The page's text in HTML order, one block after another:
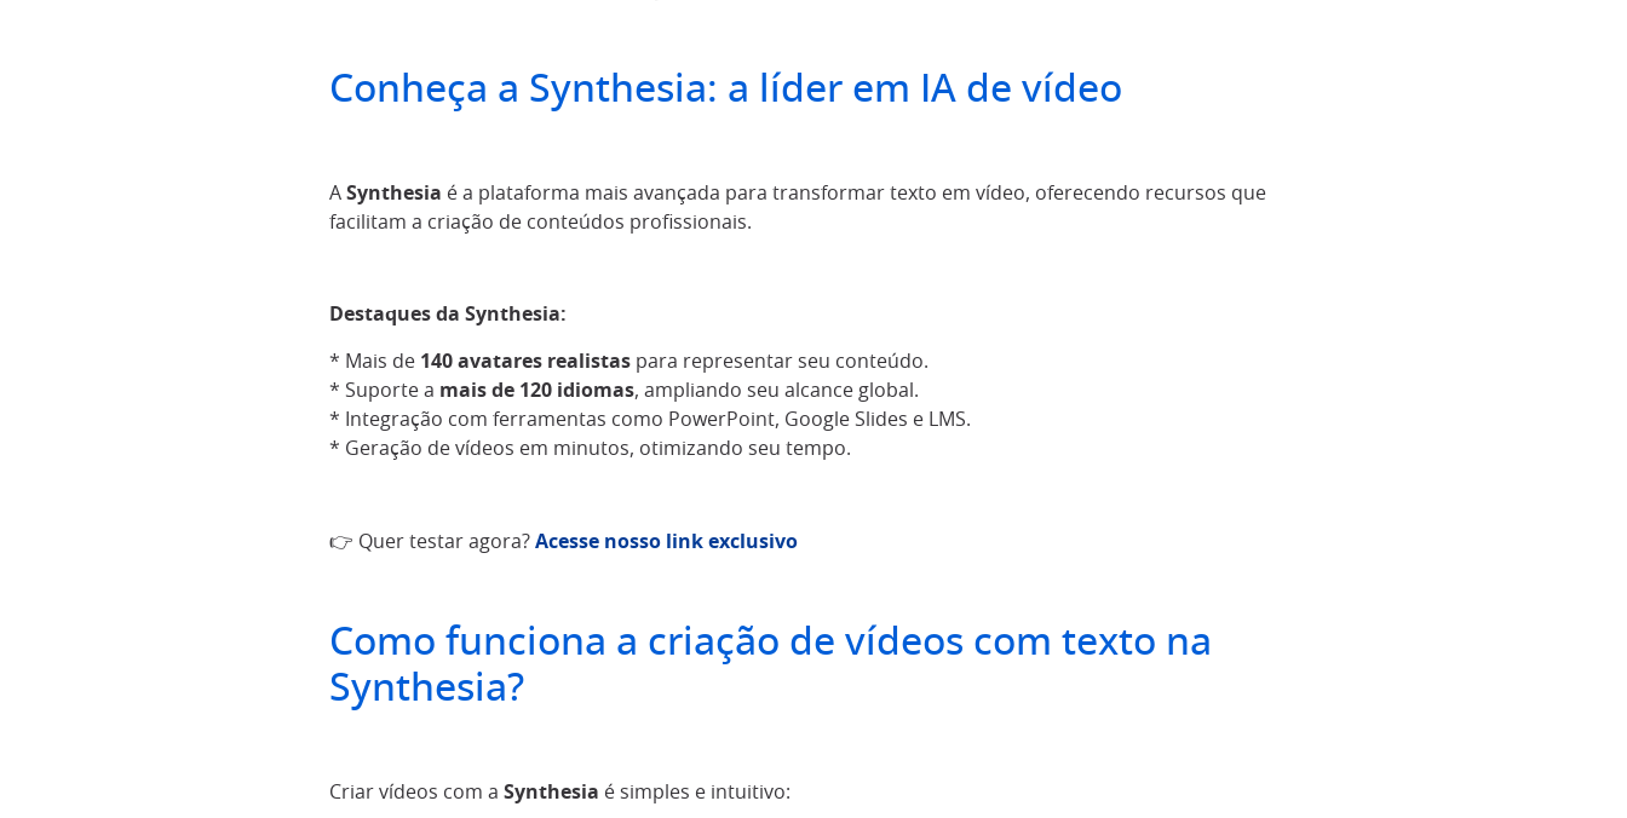
Conheça a Synthesia: a líder em IA de vídeo
A Synthesia é a plataforma mais avançada para transformar texto em vídeo, oferecendo recursos que
facilitam a criação de conteúdos profissionais.
Destaques da Synthesia:
* Mais de 140 avatares realistas para representar seu conteúdo.
* Suporte a mais de 120 idiomas, ampliando seu alcance global.
* Integração com ferramentas como PowerPoint, Google Slides e LMS.
* Geração de vídeos em minutos, otimizando seu tempo.
👉 Quer testar agora? Acesse nosso link exclusivo
Como funciona a criação de vídeos com texto na
Synthesia?
Criar vídeos com a Synthesia é simples e intuitivo: